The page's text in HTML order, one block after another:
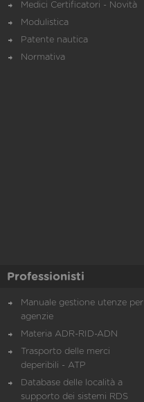
Medici Certificatori - Novità
Modulistica
Patente nautica
Normativa
Professionisti
Manuale gestione utenze per
agenzie
Materia ADR-RID-ADN
Trasporto delle merci
deperibili - ATP
Database delle località a
supporto dei sistemi RDS